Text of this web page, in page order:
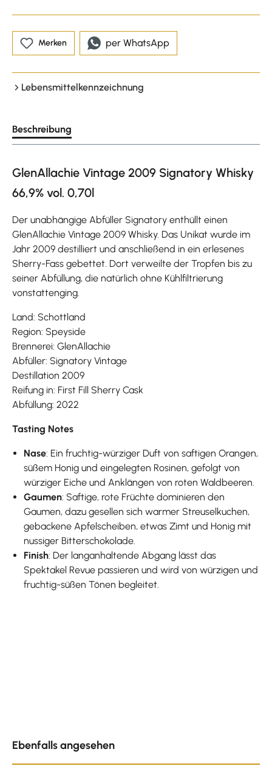
Merken per WhatsApp
Lebensmittelkennzeichnung
Beschreibung
GlenAllachie Vintage 2009 Signatory Whisky
66,9% vol. 0,70l
Der unabhängige Abfüller Signatory enthüllt einen
GlenAllachie Vintage 2009 Whisky. Das Unikat wurde im
Jahr 2009 destilliert und anschließend in ein erlesenes
Sherry-Fass gebettet. Dort verweilte der Tropfen bis zu
seiner Abfüllung, die natürlich ohne Kühlfiltrierung
vonstattenging.
Land: Schottland
Region: Speyside
Brennerei: GlenAllachie
Abfüller: Signatory Vintage
Destillation 2009
Reifung in: First Fill Sherry Cask
Abfüllung: 2022
Tasting Notes
Nase: Ein fruchtig-würziger Duft von saftigen Orangen,
süßem Honig und eingelegten Rosinen, gefolgt von
würziger Eiche und Anklängen von roten Waldbeeren.
Gaumen: Saftige, rote Früchte dominieren den
Gaumen, dazu gesellen sich warmer Streuselkuchen,
gebackene Apfelscheiben, etwas Zimt und Honig mit
nussiger Bitterschokolade.
Finish: Der langanhaltende Abgang lässt das
Spektakel Revue passieren und wird von würzigen und
fruchtig-süßen Tönen begleitet.
Ebenfalls angesehen